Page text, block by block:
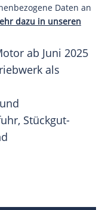
Daten an
dazu in unseren
ab Juni 2025
als
, Stückgut-